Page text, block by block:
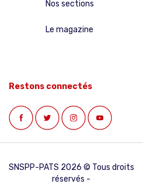
Nos sections
Le magazine
Restons connectés
SNSPP-PATS 2026 © Tous droits
réservés -